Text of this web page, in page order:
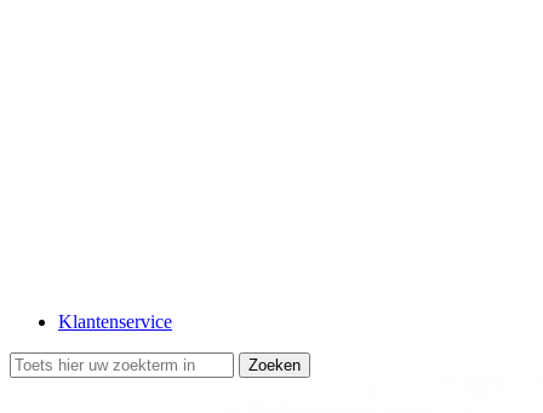
Klantenservice